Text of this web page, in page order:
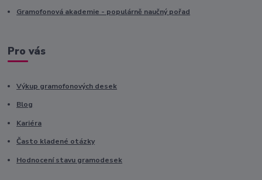
Gramofonová akademie - populárně naučný pořad
Pro vás
Výkup gramofonových desek
Blog
Kariéra
Často kladené otázky
Hodnocení stavu gramodesek